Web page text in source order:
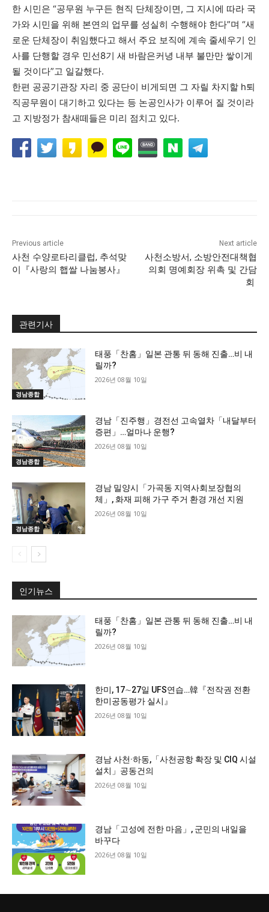
한 시민은 “공무원 누구든 현직 단체장이면, 그 지시에 따라 국
가와 시민을 위해 본연의 업무를 성실히 수행해야 한다”며 “새
로운 단체장이 취임했다고 해서 주요 보직에 계속 줄세우기 인
사를 단행할 경우 민선8기 새 바람은커녕 내부 불만만 쌓이게
될 것이다”고 일갈했다.
한편 공공기관장 자리 중 공단이 비게되면 그 자릴 차지할 h퇴
직공무원이 대기하고 있다는 등 논공인사가 이루어 질 것이라
고 지방정가 참새떼들은 미리 점치고 있다.
Previous article
사천 수양로타리클럽, 추석맞
이『사랑의 햅쌀 나눔봉사』
Next article
사천소방서, 소방안전대책협
의회 명예회장 위촉 및 간담
회
관련기사
경남종합
태풍「찬홈」일본 관통 뒤 동해 진출…비 내
릴까?
2026년 08월 10일
경남종합
경남「진주행」경전선 고속열차「내달부터
증편」…얼마나 운행?
2026년 08월 10일
경남종합
경남 밀양시「가곡동 지역사회보장협의
체」, 화재 피해 가구 주거 환경 개선 지원
2026년 08월 10일
인기뉴스
태풍「찬홈」일본 관통 뒤 동해 진출…비 내
릴까?
2026년 08월 10일
한미, 17∼27일 UFS연습…韓『전작권 전환
한미공동평가 실시』
2026년 08월 10일
경남 사천·하동,「사천공항 확장 및 CIQ 시설
설치」공동건의
2026년 08월 10일
경남「고성에 전한 마음」, 군민의 내일을
바꾸다
2026년 08월 10일